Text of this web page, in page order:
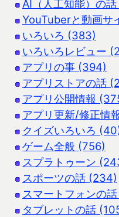
AI（人工知能）の
YouTuberと動画サ
いろいろ (383)
いろいろレビュー
アプリの事 (394)
アプリストアの話
アプリ公開情報
アプリ更新/修正情
クイズいろいろ
ゲーム全般 (756)
スプラトゥーン
スポーツの話 (234)
スマートフォンの
タブレットの話